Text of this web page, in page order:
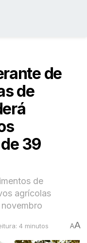
de
de
39
de
agrícolas
4 minutos AA